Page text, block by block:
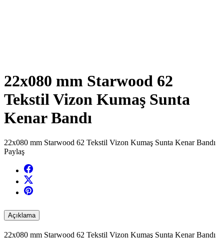
22x080 mm Starwood 62
Tekstil Vizon Kumaş Sunta
Kenar Bandı
22x080 mm Starwood 62 Tekstil Vizon Kumaş Sunta Kenar Bandı
Paylaş
Açıklama
22x080 mm Starwood 62 Tekstil Vizon Kumaş Sunta Kenar Bandı